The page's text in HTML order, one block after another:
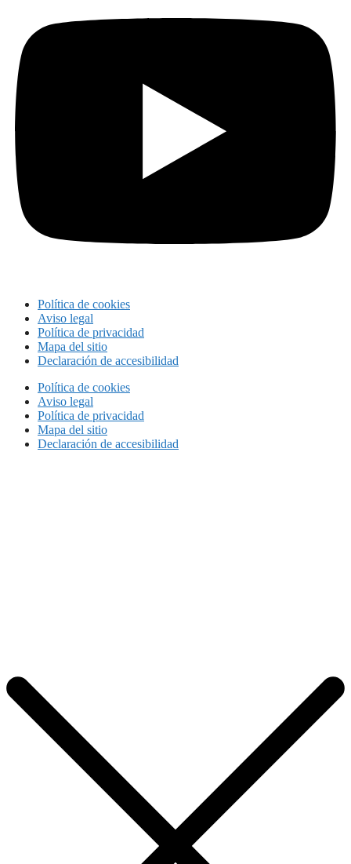
Política de cookies
Aviso legal
Política de privacidad
Mapa del sitio
Declaración de accesibilidad
Política de cookies
Aviso legal
Política de privacidad
Mapa del sitio
Declaración de accesibilidad